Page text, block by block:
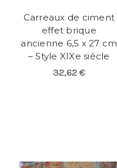
Carreaux de ciment
effet brique
ancienne 6,5 x 27 cm
– Style XIXe siècle
32,62 €